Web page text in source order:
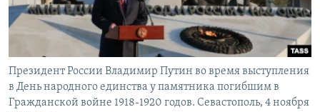
Президент России Владимир Путин во время выступления
в День народного единства у памятника погибшим в
Гражданской войне 1918-1920 годов. Севастополь, 4 ноября